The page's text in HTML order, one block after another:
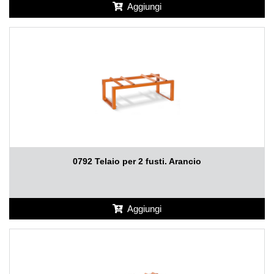
Aggiungi
0792 Telaio per 2 fusti. Arancio
Aggiungi